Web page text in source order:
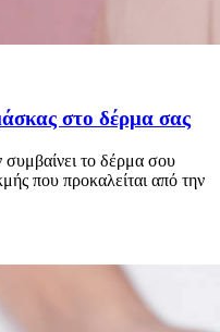
στο δέρμα σας
το δέρμα σου
που προκαλείται από την